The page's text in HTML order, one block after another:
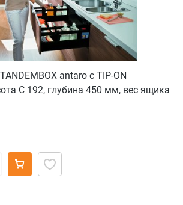
antaro с TIP-ON
С 192, глубина 450 мм, вес ящика
inserta, черный